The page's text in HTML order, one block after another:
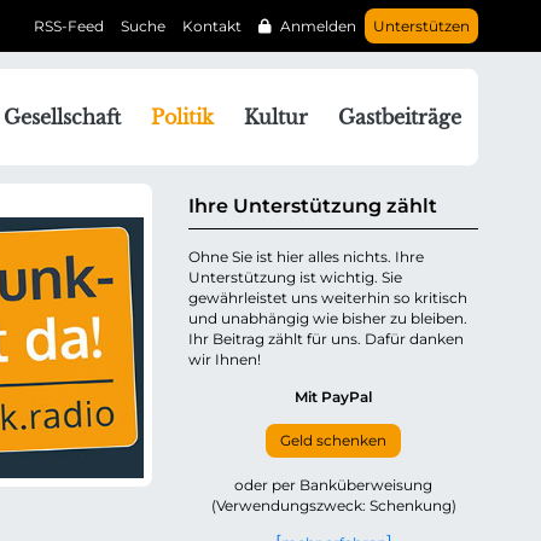
Unterstützen
Anmelden
Kontakt
Suche
RSS-Feed
Gesellschaft Politik Kultur Gastbeiträge
Ihre Unterstützung zählt
Ohne Sie ist hier alles nichts. Ihre
Unterstützung ist wichtig. Sie
gewährleistet uns weiterhin so kritisch
und unabhängig wie bisher zu bleiben.
Ihr Beitrag zählt für uns. Dafür danken
wir Ihnen!
Mit PayPal
Geld schenken
oder per Banküberweisung
(Verwendungszweck: Schenkung)